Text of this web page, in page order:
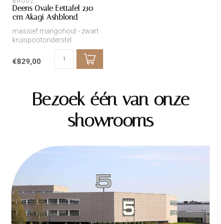
Deens Ovale Eettafel 230
cm Akagi Ashblond
massief mangohout - zwart
kruispootonderstel
€829,00
Bezoek één van onze
showrooms